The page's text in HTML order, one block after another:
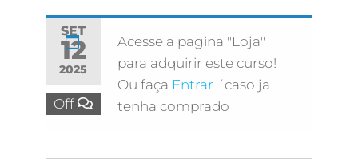
SET
12
2025
Off
Acesse a pagina "Loja"
para adquirir este curso!
Ou faça Entrar ´caso ja
tenha comprado